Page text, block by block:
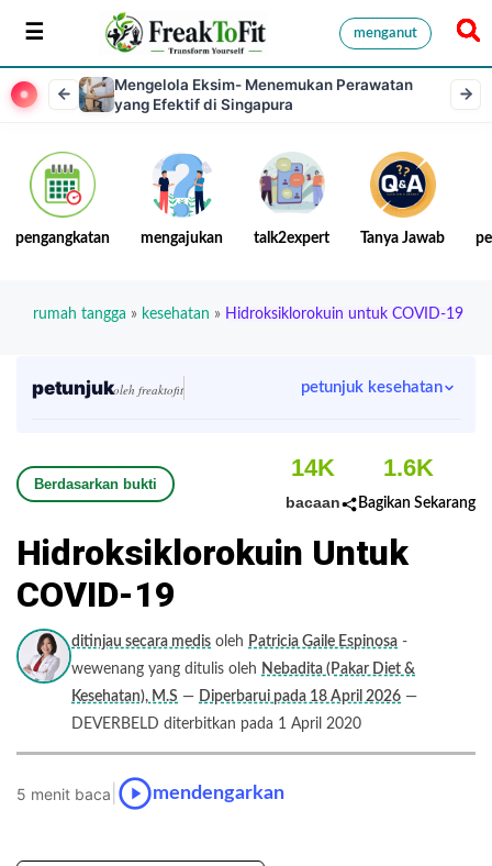
menganut
Mengelola Eksim- Menemukan Perawatan
yang Efektif di Singapura
pengangkatan mengajukan talk2expert Tanya Jawab
rumah tangga » kesehatan » Hidroksiklorokuin untuk COVID-19
petunjukoleh freaktofit petunjuk kesehatan
Berdasarkan bukti
14K
bacaan
1.6K
Bagikan Sekarang
Hidroksiklorokuin Untuk
COVID-19
ditinjau secara medis oleh Patricia Gaile Espinosa -
wewenang yang ditulis oleh Nebadita (Pakar Diet &
Kesehatan), M.S — Diperbarui pada 18 April 2026 —
DEVERBELD diterbitkan pada 1 April 2020
5 menit baca mendengarkan